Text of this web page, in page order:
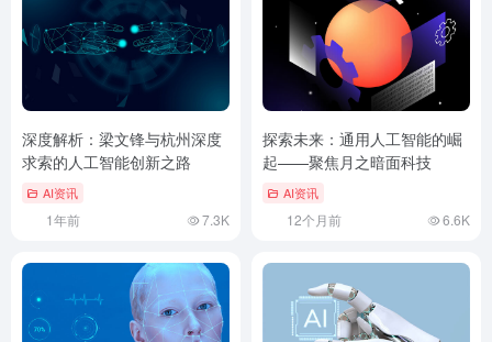
深度解析：梁文锋与杭州深度
求索的人工智能创新之路
AI资讯
1年前 7.3K
探索未来：通用人工智能的崛
起——聚焦月之暗面科技
AI资讯
12个月前 6.6K